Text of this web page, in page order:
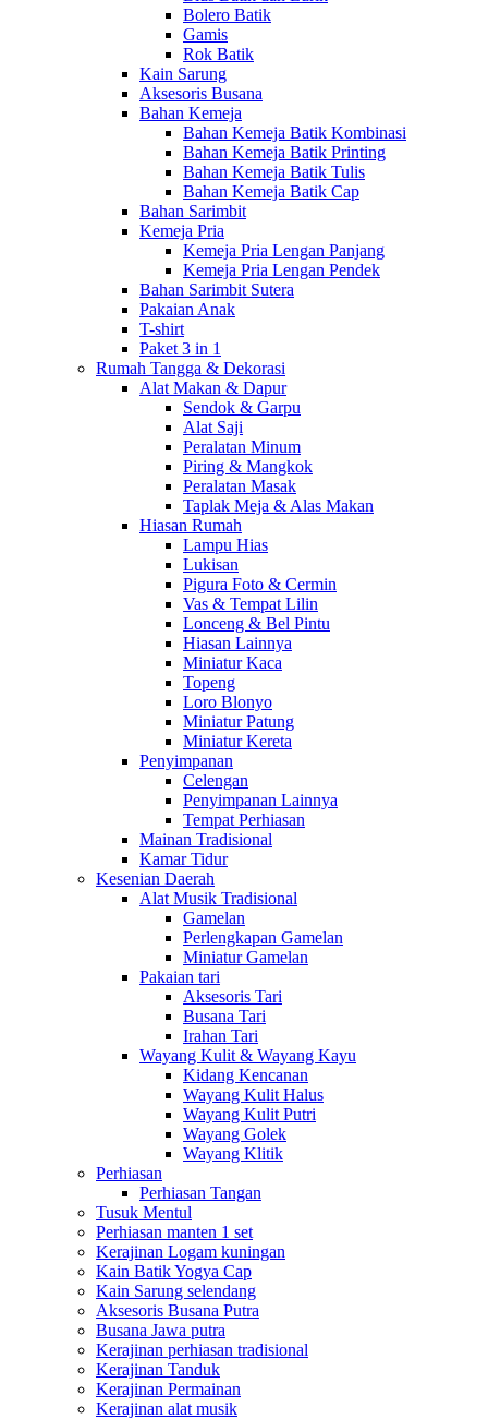
Bolero Batik
Gamis
Rok Batik
Kain Sarung
Aksesoris Busana
Bahan Kemeja
Bahan Kemeja Batik Kombinasi
Bahan Kemeja Batik Printing
Bahan Kemeja Batik Tulis
Bahan Kemeja Batik Cap
Bahan Sarimbit
Kemeja Pria
Kemeja Pria Lengan Panjang
Kemeja Pria Lengan Pendek
Bahan Sarimbit Sutera
Pakaian Anak
T-shirt
Paket 3 in 1
Rumah Tangga & Dekorasi
Alat Makan & Dapur
Sendok & Garpu
Alat Saji
Peralatan Minum
Piring & Mangkok
Peralatan Masak
Taplak Meja & Alas Makan
Hiasan Rumah
Lampu Hias
Lukisan
Pigura Foto & Cermin
Vas & Tempat Lilin
Lonceng & Bel Pintu
Hiasan Lainnya
Miniatur Kaca
Topeng
Loro Blonyo
Miniatur Patung
Miniatur Kereta
Penyimpanan
Celengan
Penyimpanan Lainnya
Tempat Perhiasan
Mainan Tradisional
Kamar Tidur
Kesenian Daerah
Alat Musik Tradisional
Gamelan
Perlengkapan Gamelan
Miniatur Gamelan
Pakaian tari
Aksesoris Tari
Busana Tari
Irahan Tari
Wayang Kulit & Wayang Kayu
Kidang Kencanan
Wayang Kulit Halus
Wayang Kulit Putri
Wayang Golek
Wayang Klitik
Perhiasan
Perhiasan Tangan
Tusuk Mentul
Perhiasan manten 1 set
Kerajinan Logam kuningan
Kain Batik Yogya Cap
Kain Sarung selendang
Aksesoris Busana Putra
Busana Jawa putra
Kerajinan perhiasan tradisional
Kerajinan Tanduk
Kerajinan Permainan
Kerajinan alat musik